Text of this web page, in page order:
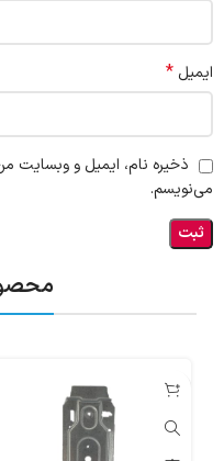
ایمیل *
ذخیره نام، ایمیل و وبسایت
می‌نویسم.